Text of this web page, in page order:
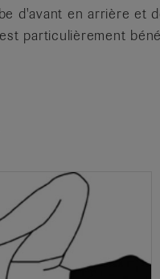
d'avant en arrière et
particulièrement